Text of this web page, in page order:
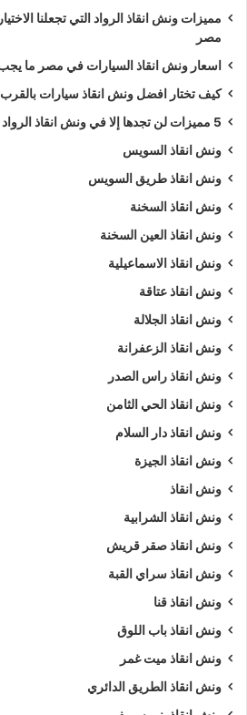
مميزات ونش انقاذ الرواد التي تجعلنا
مصر
اسعار ونش انقاذ السيارات في مصر ما
كيف تختار افضل ونش انقاذ سيارات
5 مميزات لن تجدها إلا في ونش انقاذ الرواد لإنقاذ السيارات !
ونش انقاذ السويس
ونش انقاذ طريق السويس
ونش انقاذ السخنة
ونش انقاذ العين السخنة
ونش انقاذ الاسماعيلية
ونش انقاذ عتاقة
ونش انقاذ الجلالة
ونش انقاذ الزعفرانة
ونش انقاذ راس الصدر
ونش انقاذ الحي الثامن
ونش انقاذ دار السلام
ونش انقاذ الجيزة
ونش انقاذ
ونش انقاذ الشرابية
ونش انقاذ صقر قريش
ونش انقاذ سراي القبة
ونش انقاذ قنا
ونش انقاذ باب اللوق
ونش انقاذ ميت غمر
ونش انقاذ الطريق الدائري